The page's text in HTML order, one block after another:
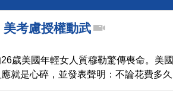
考慮授權動武
歲美國年輕女人質穆勒驚傳喪命。美國
就是心碎，並發表聲明：不論花費多久
挾持和喪生負責的恐怖分子，將他們繩